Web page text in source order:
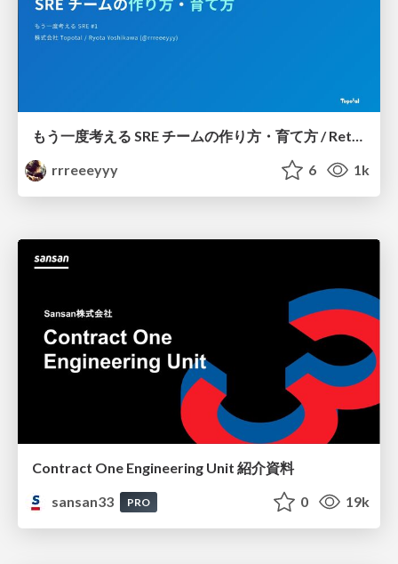
もう一度考える SRE チームの作り方・育て方 / Rethinking SRE #1: Building and Growing SRE Teams
rrreeeyyy
6 1k
Contract One Engineering Unit 紹介資料
sansan33
PRO 0 19k